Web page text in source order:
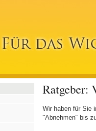
Ratgeber:
Wir haben für Sie
"Abnehmen" bis